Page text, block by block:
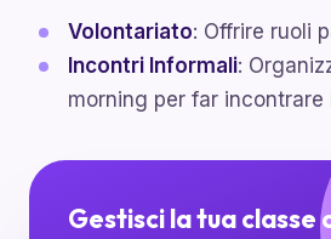
Volontariato: Offrire ruoli
Incontri Informali:
morning per far incontrare
Gestisci la tua classe